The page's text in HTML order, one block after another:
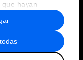
hayan
que haya
de uso